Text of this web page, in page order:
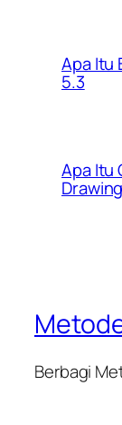
Apa Itu
5.3
Apa Itu
Drawing
Berbagi